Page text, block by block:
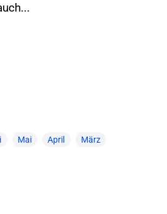
Mai April März